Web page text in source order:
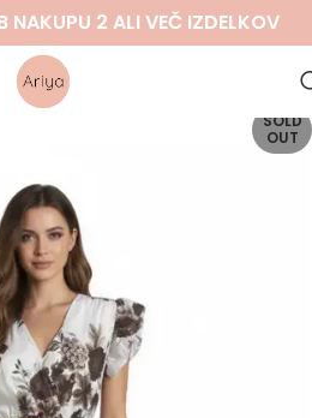
NAKUPU 2 ALI VEČ IZDELKOV
SOLD
OUT